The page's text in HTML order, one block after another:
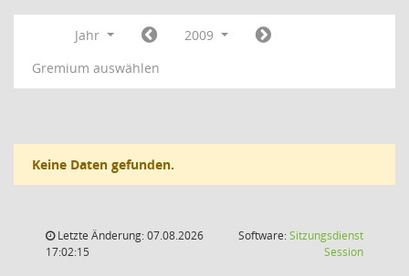
Jahr
2009
Gremium auswählen
Keine Daten gefunden.
Letzte Änderung: 07.08.2026
17:02:15
Software:Sitzungsdienst
Session(Wird in